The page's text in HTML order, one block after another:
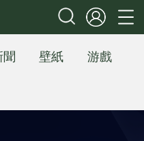
聞 壁紙
游戲